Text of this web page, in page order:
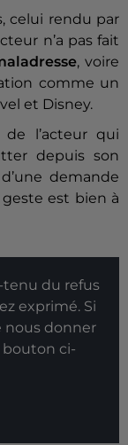
celui rendu par
n’a pas fait
, voire
comme un
et Disney.
de l’acteur qui
depuis son
demande
est bien à
du refus
exprimé. Si
nous donner
bouton ci-